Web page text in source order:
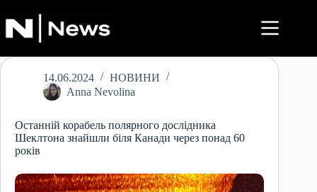
до
вмісту
14.06.2024
НОВИНИ
Anna Nevolina
Останній корабель полярного дослідника
Шеклтона знайшли біля Канади через понад 60
років